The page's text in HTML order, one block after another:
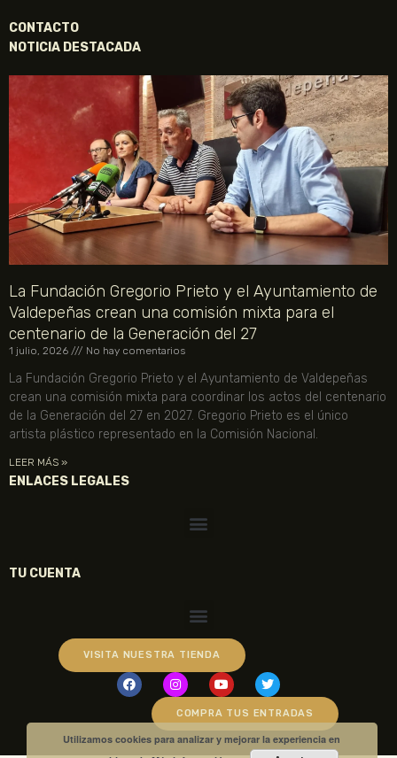
CONTACTO
NOTICIA DESTACADA
La Fundación Gregorio Prieto y el Ayuntamiento de
Valdepeñas crean una comisión mixta para el
centenario de la Generación del 27
1 julio, 2026 No hay comentarios
La Fundación Gregorio Prieto y el Ayuntamiento de Valdepeñas
crean una comisión mixta para coordinar los actos del centenario
de la Generación del 27 en 2027. Gregorio Prieto es el único
artista plástico representado en la Comisión Nacional.
LEER MÁS »
ENLACES LEGALES
TU CUENTA
VISITA NUESTRA TIENDA
COMPRA TUS ENTRADAS
Utilizamos cookies para analizar y mejorar la experiencia en